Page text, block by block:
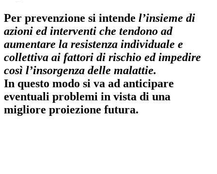
Per prevenzione si intende l’insieme di
azioni ed interventi che tendono ad
aumentare la resistenza individuale e
collettiva ai fattori di rischio ed impedire
così l’insorgenza delle malattie.
In questo modo si va ad anticipare
eventuali problemi in vista di una
migliore proiezione futura.